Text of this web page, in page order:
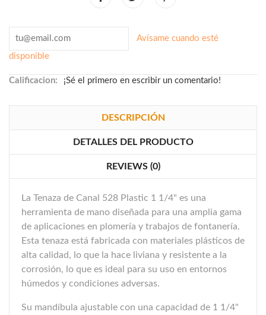
Avísame cuando esté
disponible
Calificacion: ¡Sé el primero en escribir un comentario!
DESCRIPCIÓN
DETALLES DEL PRODUCTO
REVIEWS (0)
La Tenaza de Canal 528 Plastic 1 1/4" es una
herramienta de mano diseñada para una amplia gama
de aplicaciones en plomería y trabajos de fontanería.
Esta tenaza está fabricada con materiales plásticos de
alta calidad, lo que la hace liviana y resistente a la
corrosión, lo que es ideal para su uso en entornos
húmedos y condiciones adversas.
Su mandíbula ajustable con una capacidad de 1 1/4"